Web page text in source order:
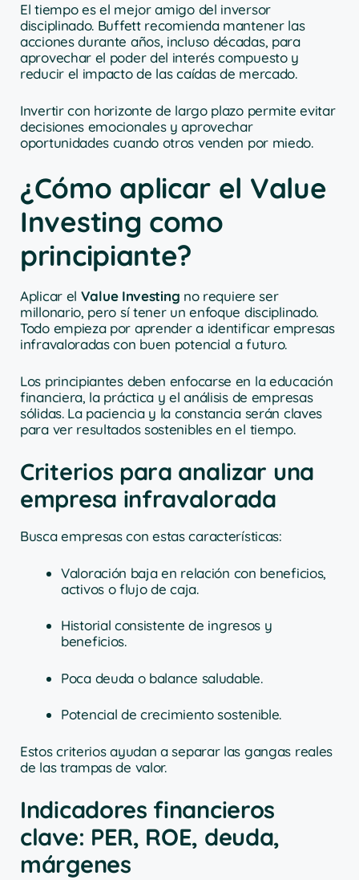
El tiempo es el mejor amigo del inversor
disciplinado. Buffett recomienda mantener las
acciones durante años, incluso décadas, para
aprovechar el poder del interés compuesto y
reducir el impacto de las caídas de mercado.
Invertir con horizonte de largo plazo permite evitar
decisiones emocionales y aprovechar
oportunidades cuando otros venden por miedo.
¿Cómo aplicar el Value
Investing como
principiante?
Aplicar el Value Investing no requiere ser
millonario, pero sí tener un enfoque disciplinado.
Todo empieza por aprender a identificar empresas
infravaloradas con buen potencial a futuro.
Los principiantes deben enfocarse en la educación
financiera, la práctica y el análisis de empresas
sólidas. La paciencia y la constancia serán claves
para ver resultados sostenibles en el tiempo.
Criterios para analizar una
empresa infravalorada
Busca empresas con estas características:
Valoración baja en relación con beneficios,
activos o flujo de caja.
Historial consistente de ingresos y
beneficios.
Poca deuda o balance saludable.
Potencial de crecimiento sostenible.
Estos criterios ayudan a separar las gangas reales
de las trampas de valor.
Indicadores financieros
clave: PER, ROE, deuda,
márgenes